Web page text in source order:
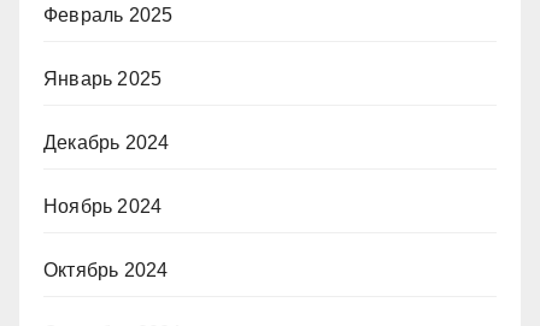
Февраль 2025
Январь 2025
Декабрь 2024
Ноябрь 2024
Октябрь 2024